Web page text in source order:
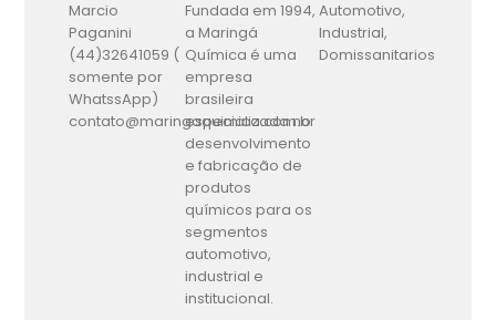
Marcio
Paganini
(44)32641059 (
somente por
WhatssApp)
contato@maringaquimica.com.br
Fundada em 1994,
a Maringá
Química é uma
empresa
brasileira
especializada no
desenvolvimento
e fabricação de
produtos
químicos para os
segmentos
automotivo,
industrial e
institucional.
Automotivo,
Industrial,
Domissanitarios